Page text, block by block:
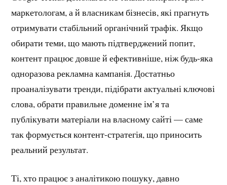
маркетологам, а й власникам бізнесів, які прагнуть
отримувати стабільний органічний трафік. Якщо
обирати теми, що мають підтверджений попит,
контент працює довше й ефективніше, ніж будь-яка
одноразова рекламна кампанія. Достатньо
проаналізувати тренди, підібрати актуальні ключові
слова, обрати правильне доменне ім’я та
публікувати матеріали на власному сайті — саме
так формується контент-стратегія, що приносить
реальний результат.
Ті, хто працює з аналітикою пошуку, давно